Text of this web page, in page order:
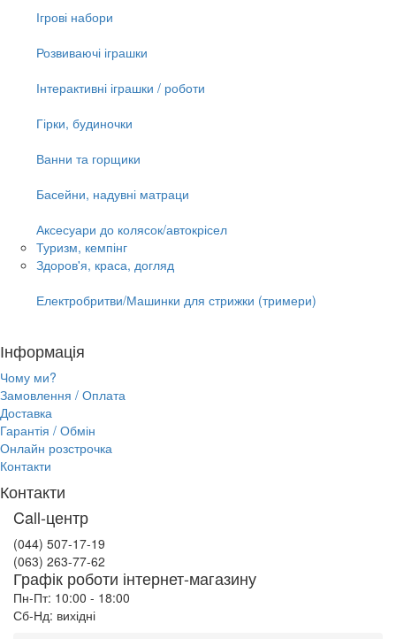
Ігрові набори
Розвиваючі іграшки
Інтерактивні іграшки / роботи
Гірки, будиночки
Ванни та горщики
Басейни, надувні матраци
Аксесуари до колясок/автокрісел
Туризм, кемпінг
Здоров'я, краса, догляд
Електробритви/Машинки для стрижки (тримери)
Інформація
Чому ми?
Замовлення / Оплата
Доставка
Гарантія / Обмін
Онлайн розстрочка
Контакти
Контакти
Call-центр
(044) 507-17-19
(063) 263-77-62
Графік роботи інтернет-магазину
Пн-Пт: 10:00 - 18:00
Сб-Нд: вихідні